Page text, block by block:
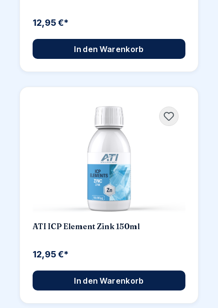
12,95 €*
In den Warenkorb
ATI ICP Element Zink 150ml
12,95 €*
In den Warenkorb